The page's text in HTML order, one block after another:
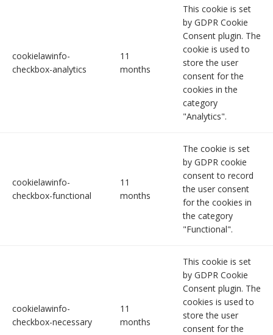
cookielawinfo-
checkbox-analytics
11
months
This cookie is set
by GDPR Cookie
Consent plugin. The
cookie is used to
store the user
consent for the
cookies in the
category
"Analytics".
cookielawinfo-
checkbox-functional
11
months
The cookie is set
by GDPR cookie
consent to record
the user consent
for the cookies in
the category
"Functional".
cookielawinfo-
checkbox-necessary
11
months
This cookie is set
by GDPR Cookie
Consent plugin. The
cookies is used to
store the user
consent for the